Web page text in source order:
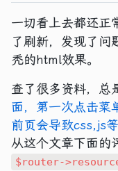
一切看上去都还正
了刷新，发现了问
秃的html效果。
查了很多资料，总
面，第一次点击菜
前页会导致css,js
从这个文章下面的
$router-